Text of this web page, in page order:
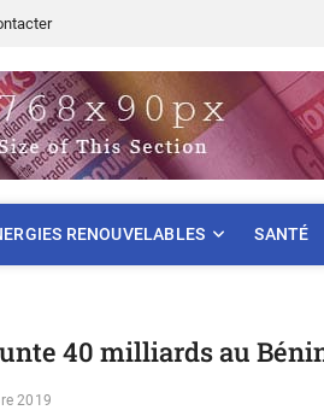
RENOUVELABLES SANTÉ
40 milliards au
2019